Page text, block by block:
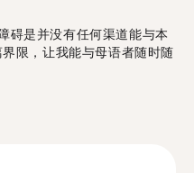
碍是并没有任何渠道能与本
限，让我能与母语者随时随